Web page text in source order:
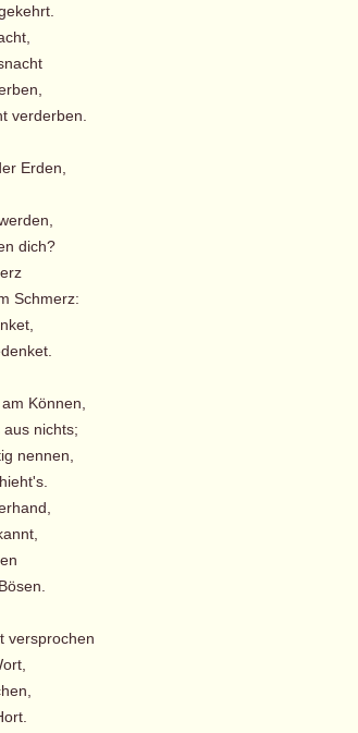
verderben.
Erden,
dich?
Schmerz:
Können,
nichts;
nennen,
versprochen